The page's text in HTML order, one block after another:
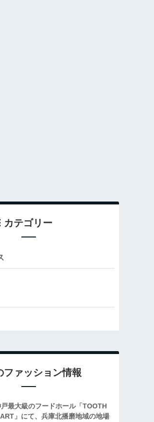
カテゴリー
ファッション情報
最大級のフードホール「TOOTH
」にて、兵庫北播磨地域の地場